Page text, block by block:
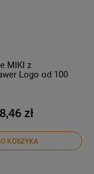
MIKI z
Logo od 100
zł
KOSZYKA